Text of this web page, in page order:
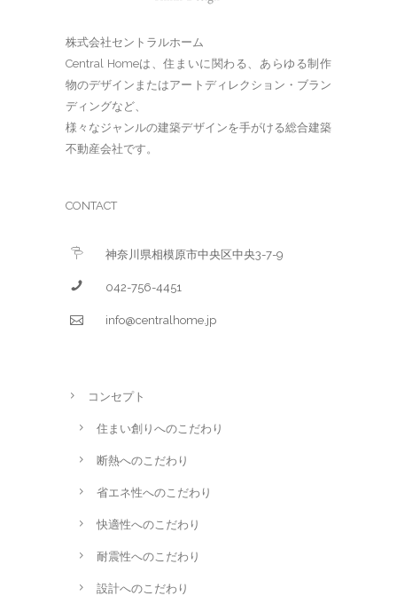
株式会社セントラルホーム
Central Homeは、住まいに関わる、あらゆる制作
物のデザインまたはアートディレクション・ブラン
ディングなど、
様々なジャンルの建築デザインを手がける総合建築
不動産会社です。
CONTACT
神奈川県相模原市中央区中央3-7-9
042-756-4451
info@centralhome.jp
コンセプト
住まい創りへのこだわり
断熱へのこだわり
省エネ性へのこだわり
快適性へのこだわり
耐震性へのこだわり
設計へのこだわり